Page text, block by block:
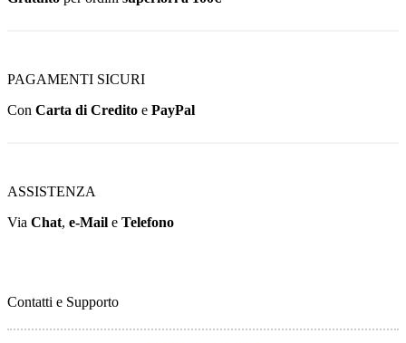
PAGAMENTI SICURI
Con Carta di Credito e PayPal
ASSISTENZA
Via Chat, e-Mail e Telefono
Contatti e Supporto